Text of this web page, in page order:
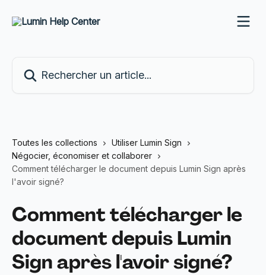
Toutes les collections
Utiliser Lumin Sign
Négocier, économiser et collaborer
Comment télécharger le document depuis Lumin Sign après
l'avoir signé?
Comment télécharger le
document depuis Lumin
Sign après l'avoir signé?